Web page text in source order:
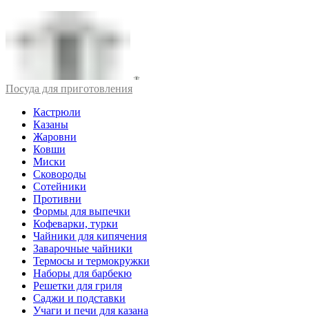
Посуда для приготовления
Кастрюли
Казаны
Жаровни
Ковши
Миски
Сковороды
Сотейники
Противни
Формы для выпечки
Кофеварки, турки
Чайники для кипячения
Заварочные чайники
Термосы и термокружки
Наборы для барбекю
Решетки для гриля
Саджи и подставки
Учаги и печи для казана